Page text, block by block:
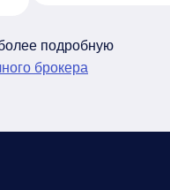
подробную
брокера